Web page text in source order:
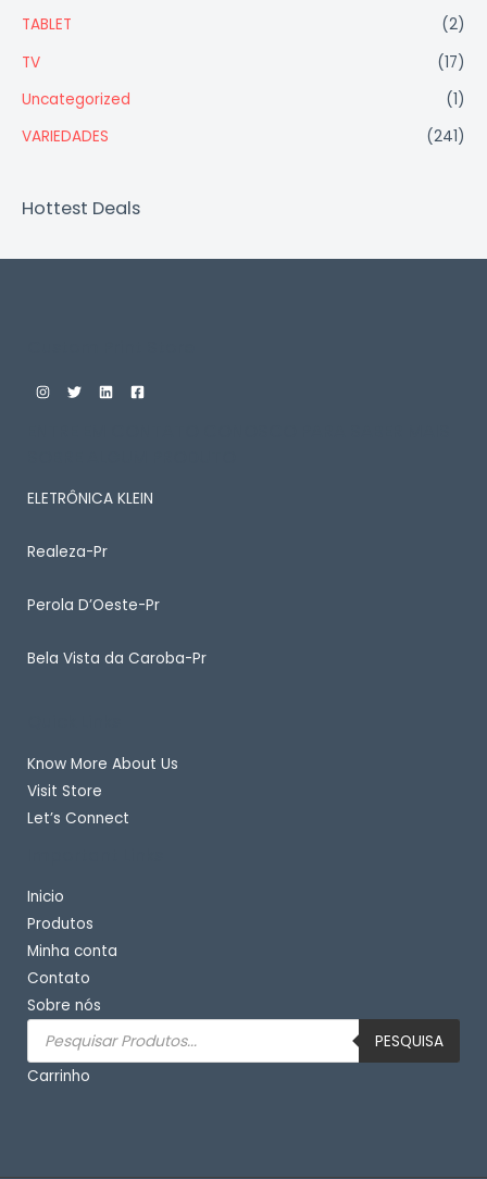
TABLET
(2)
TV
(17)
Uncategorized
(1)
VARIEDADES
(241)
Hottest Deals
ELETRÔNICA KLEIN
Realeza-Pr
Perola D’Oeste-Pr
Bela Vista da Caroba-Pr
Know More About Us
Visit Store
Let’s Connect
Inicio
Produtos
Minha conta
Contato
Sobre nós
Pesquisar
produtos
PESQUISA
Carrinho